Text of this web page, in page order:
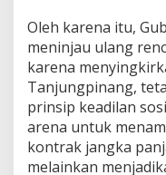
Oleh karena itu,
meninjau ulang
karena
Tanjungpinang,
prinsip keadilan
arena untuk
kontrak jangka
melainkan